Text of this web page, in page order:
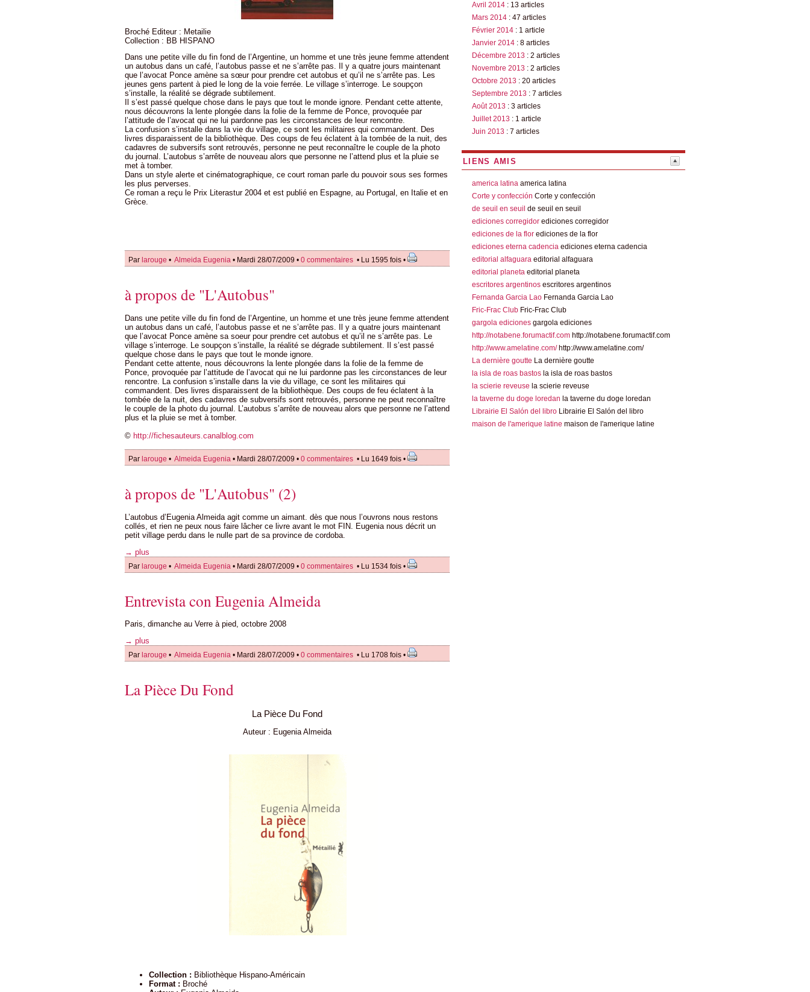
Broché Editeur : Metailie
Collection : BB HISPANO
Dans une petite ville du fin fond de l’Argentine, un homme et une très jeune femme attendent
un autobus dans un café, l’autobus passe et ne s’arrête pas. Il y a quatre jours maintenant
que l’avocat Ponce amène sa sœur pour prendre cet autobus et qu’il ne s’arrête pas. Les
jeunes gens partent à pied le long de la voie ferrée. Le village s’interroge. Le soupçon
s’installe, la réalité se dégrade subtilement.
Il s’est passé quelque chose dans le pays que tout le monde ignore. Pendant cette attente,
nous découvrons la lente plongée dans la folie de la femme de Ponce, provoquée par
l’attitude de l’avocat qui ne lui pardonne pas les circonstances de leur rencontre.
La confusion s’installe dans la vie du village, ce sont les militaires qui commandent. Des
livres disparaissent de la bibliothèque. Des coups de feu éclatent à la tombée de la nuit, des
cadavres de subversifs sont retrouvés, personne ne peut reconnaître le couple de la photo
du journal. L’autobus s’arrête de nouveau alors que personne ne l’attend plus et la pluie se
met à tomber.
Dans un style alerte et cinématographique, ce court roman parle du pouvoir sous ses formes
les plus perverses.
Ce roman a reçu le Prix Literastur 2004 et est publié en Espagne, au Portugal, en Italie et en
Grèce.
Par larouge • Almeida Eugenia • Mardi 28/07/2009 • 0 commentaires • Lu 1595 fois •
à propos de "L'Autobus"
Dans une petite ville du fin fond de l’Argentine, un homme et une très jeune femme attendent
un autobus dans un café, l’autobus passe et ne s’arrête pas. Il y a quatre jours maintenant
que l’avocat Ponce amène sa soeur pour prendre cet autobus et qu’il ne s’arrête pas. Le
village s’interroge. Le soupçon s’installe, la réalité se dégrade subtilement. Il s’est passé
quelque chose dans le pays que tout le monde ignore.
Pendant cette attente, nous découvrons la lente plongée dans la folie de la femme de
Ponce, provoquée par l’attitude de l’avocat qui ne lui pardonne pas les circonstances de leur
rencontre. La confusion s’installe dans la vie du village, ce sont les militaires qui
commandent. Des livres disparaissent de la bibliothèque. Des coups de feu éclatent à la
tombée de la nuit, des cadavres de subversifs sont retrouvés, personne ne peut reconnaître
le couple de la photo du journal. L’autobus s’arrête de nouveau alors que personne ne l’attend
plus et la pluie se met à tomber.
© http://fichesauteurs.canalblog.com
Par larouge • Almeida Eugenia • Mardi 28/07/2009 • 0 commentaires • Lu 1649 fois •
à propos de "L'Autobus" (2)
L’autobus d’Eugenia Almeida agit comme un aimant. dès que nous l’ouvrons nous restons
collés, et rien ne peux nous faire lâcher ce livre avant le mot FIN. Eugenia nous décrit un
petit village perdu dans le nulle part de sa province de cordoba.
→ plus
Par larouge • Almeida Eugenia • Mardi 28/07/2009 • 0 commentaires • Lu 1534 fois •
Entrevista con Eugenia Almeida
Paris, dimanche au Verre à pied, octobre 2008
→ plus
Par larouge • Almeida Eugenia • Mardi 28/07/2009 • 0 commentaires • Lu 1708 fois •
La Pièce Du Fond
La Pièce Du Fond
Auteur : Eugenia Almeida
Collection : Bibliothèque Hispano-Américain
Format : Broché
Avril 2014 : 13 articles
Mars 2014 : 47 articles
Février 2014 : 1 article
Janvier 2014 : 8 articles
Décembre 2013 : 2 articles
Novembre 2013 : 2 articles
Octobre 2013 : 20 articles
Septembre 2013 : 7 articles
Août 2013 : 3 articles
Juillet 2013 : 1 article
Juin 2013 : 7 articles
LIENS AMIS
america latina america latina
Corte y confección Corte y confección
de seuil en seuil de seuil en seuil
ediciones corregidor ediciones corregidor
ediciones de la flor ediciones de la flor
ediciones eterna cadencia ediciones eterna cadencia
editorial alfaguara editorial alfaguara
editorial planeta editorial planeta
escritores argentinos escritores argentinos
Fernanda Garcia Lao Fernanda Garcia Lao
Fric-Frac Club Fric-Frac Club
gargola ediciones gargola ediciones
http://notabene.forumactif.com http://notabene.forumactif.com
http://www.amelatine.com/http://www.amelatine.com/
La dernière goutte La dernière goutte
la isla de roas bastos la isla de roas bastos
la scierie reveuse la scierie reveuse
la taverne du doge loredan la taverne du doge loredan
Librairie El Salón del libro Librairie El Salón del libro
maison de l'amerique latine maison de l'amerique latine